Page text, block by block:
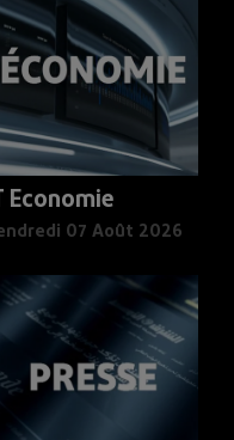
Economie
07 Août 2026